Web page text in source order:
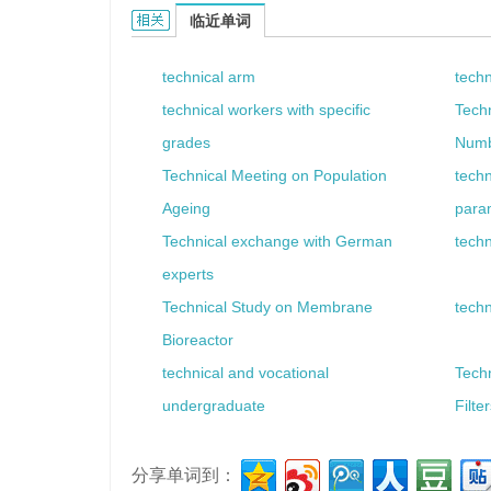
technical octane的相关资料：
临近单词
technical arm
technical workers with specific
grades
Technical Meeting on Population
Ageing
Technical exchange with German
experts
Technical Study on Membrane
Bioreactor
technical and vocational
undergraduate
分享单词到：